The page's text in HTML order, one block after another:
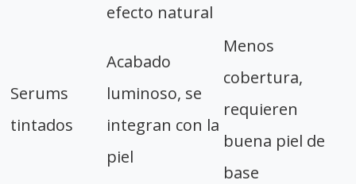
efecto natural
Serums
tintados
Acabado
luminoso, se
integran con la
piel
Menos
cobertura,
requieren
buena piel de
base